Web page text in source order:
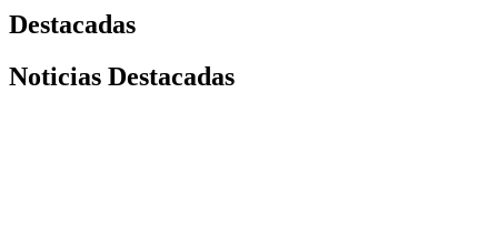
Destacadas
Noticias Destacadas